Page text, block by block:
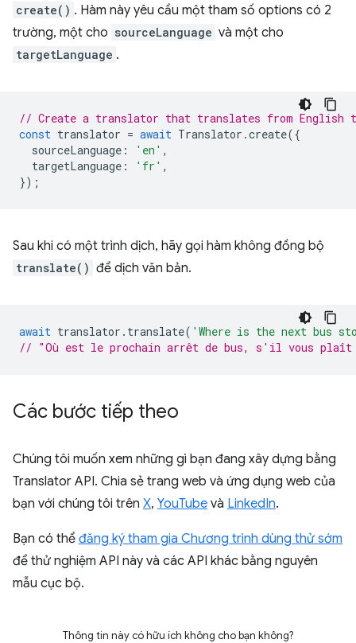
create() . Hàm này yêu cầu một tham số options có 2
trường, một cho sourceLanguage và một cho
targetLanguage .
// Create a translator that translates from English
const translator = await Translator .create({
sourceLanguage : 'en' ,
targetLanguage : 'fr' ,
});
Sau khi có một trình dịch, hãy gọi hàm không đồng bộ
translate() để dịch văn bản.
await translator . translate( 'Where is the next bus
// "Où est le prochain arrêt de bus, s'il vous
Các bước tiếp theo
Chúng tôi muốn xem những gì bạn đang xây dựng bằng
Translator API. Chia sẻ trang web và ứng dụng web của
bạn với chúng tôi trên X, YouTube và LinkedIn.
Bạn có thể đăng ký tham gia Chương trình dùng thử sớm
để thử nghiệm API này và các API khác bằng nguyên
mẫu cục bộ.
Thông tin này có hữu ích không cho bạn không?